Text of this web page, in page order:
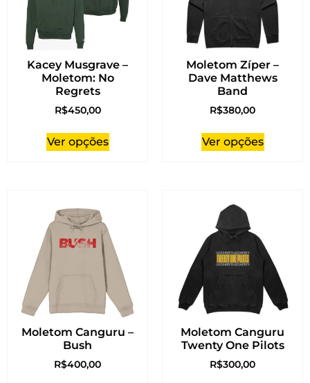
Kacey Musgrave –
Moletom: No
Regrets
R$450,00
Ver opções
Moletom Zíper –
Dave Matthews
Band
R$380,00
Ver opções
Moletom Canguru –
Bush
R$400,00
Moletom Canguru
Twenty One Pilots
R$300,00